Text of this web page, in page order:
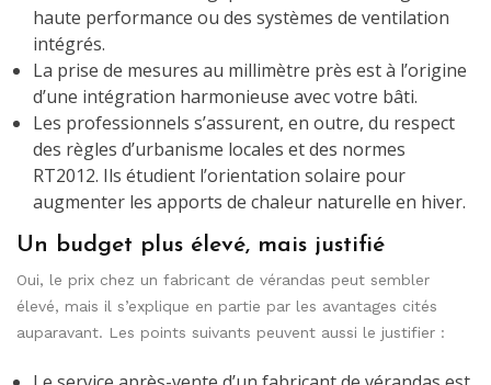
haute performance ou des systèmes de ventilation
intégrés.
La prise de mesures au millimètre près est à l’origine
d’une intégration harmonieuse avec votre bâti.
Les professionnels s’assurent, en outre, du respect
des règles d’urbanisme locales et des normes
RT2012. Ils étudient l’orientation solaire pour
augmenter les apports de chaleur naturelle en hiver.
Un budget plus élevé, mais justifié
Oui, le prix chez un fabricant de vérandas peut sembler
élevé, mais il s’explique en partie par les avantages cités
auparavant. Les points suivants peuvent aussi le justifier :